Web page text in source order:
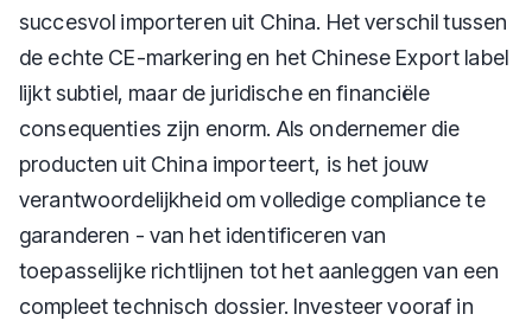
succesvol importeren uit China. Het verschil tussen
de echte CE-markering en het Chinese Export label
lijkt subtiel, maar de juridische en financiële
consequenties zijn enorm. Als ondernemer die
producten uit China importeert, is het jouw
verantwoordelijkheid om volledige compliance te
garanderen - van het identificeren van
toepasselijke richtlijnen tot het aanleggen van een
compleet technisch dossier. Investeer vooraf in